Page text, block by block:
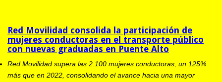
Red Movilidad consolida la participación de
mujeres conductoras en el transporte público
con nuevas graduadas en Puente Alto
Red Movilidad supera las 2.100 mujeres conductoras, un 125%
más que en 2022, consolidando el avance hacia una mayor